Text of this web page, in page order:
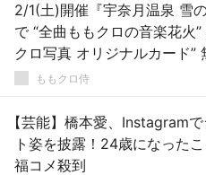
2/1(土)開催『宇奈月温泉 雪
で “全曲ももクロの音楽花火”
クロ写真 オリジナルカード”
定！ももクロ侍
【芸能】橋本愛、Instagram
ト姿を披露！24歳になった
福コメ殺到